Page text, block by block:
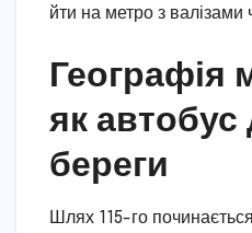
йти на метро з валізами
Географія
як
береги
Шлях 115-го